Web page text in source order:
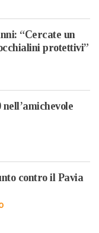
“Cercate un
protettivi”
contro il Pavia